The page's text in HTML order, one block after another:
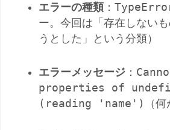
エラーの種類 ：
ー。今回は「存在しない
うとした」という分類）
エラーメッセージ ：
properties of
(reading 'name')
（